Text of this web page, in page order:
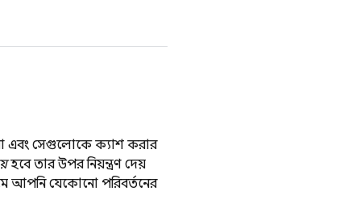
এবং সেগুলোকে ক্যাশ করার
হবে তার উপর নিয়ন্ত্রণ দেয়,
আপনি যেকোনো পরিবর্তনের